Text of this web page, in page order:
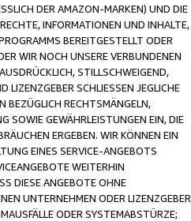
DER AMAZON-MARKEN) UND DIE
INFORMATIONEN UND INHALTE,
BEREITGESTELLT ODER
WIR NOCH UNSERE VERBUNDENEN
STILLSCHWEIGEND,
LIZENZGEBER SCHLIESSEN JEGLICHE
BEZÜGLICH RECHTSMÄNGELN,
SOWIE GEWÄHRLEISTUNGEN EIN, DIE
ERGEBEN. WIR KÖNNEN EIN
EINES SERVICE-ANGEBOTS
WEITERHIN
DIESE ANGEBOTE OHNE
UNTERNEHMEN ODER LIZENZGEBER
ODER SYSTEMABSTÜRZE;